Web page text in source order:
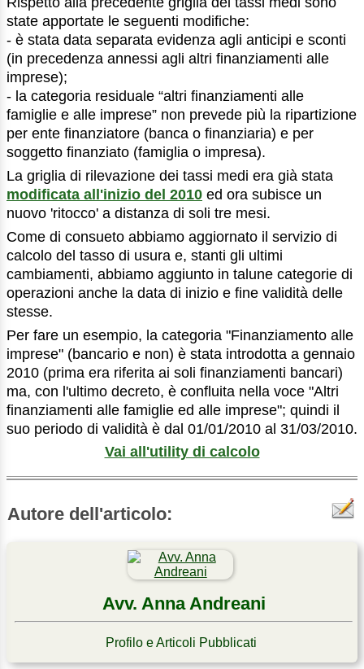
state apportate le seguenti modifiche:
- è stata data separata evidenza agli anticipi e sconti
(in precedenza annessi agli altri finanziamenti alle
imprese);
- la categoria residuale “altri finanziamenti alle
famiglie e alle imprese” non prevede più la ripartizione
per ente finanziatore (banca o finanziaria) e per
soggetto finanziato (famiglia o impresa).
La griglia di rilevazione dei tassi medi era già stata
modificata all'inizio del 2010 ed ora subisce un
nuovo 'ritocco' a distanza di soli tre mesi.
Come di consueto abbiamo aggiornato il servizio di
calcolo del tasso di usura e, stanti gli ultimi
cambiamenti, abbiamo aggiunto in talune categorie di
operazioni anche la data di inizio e fine validità delle
stesse.
Per fare un esempio, la categoria "Finanziamento alle
imprese" (bancario e non) è stata introdotta a gennaio
2010 (prima era riferita ai soli finanziamenti bancari)
ma, con l'ultimo decreto, è confluita nella voce "Altri
finanziamenti alle famiglie ed alle imprese"; quindi il
suo periodo di validità è dal 01/01/2010 al 31/03/2010.
Vai all'utility di calcolo
Autore dell'articolo:
Avv. Anna Andreani
Profilo e Articoli Pubblicati